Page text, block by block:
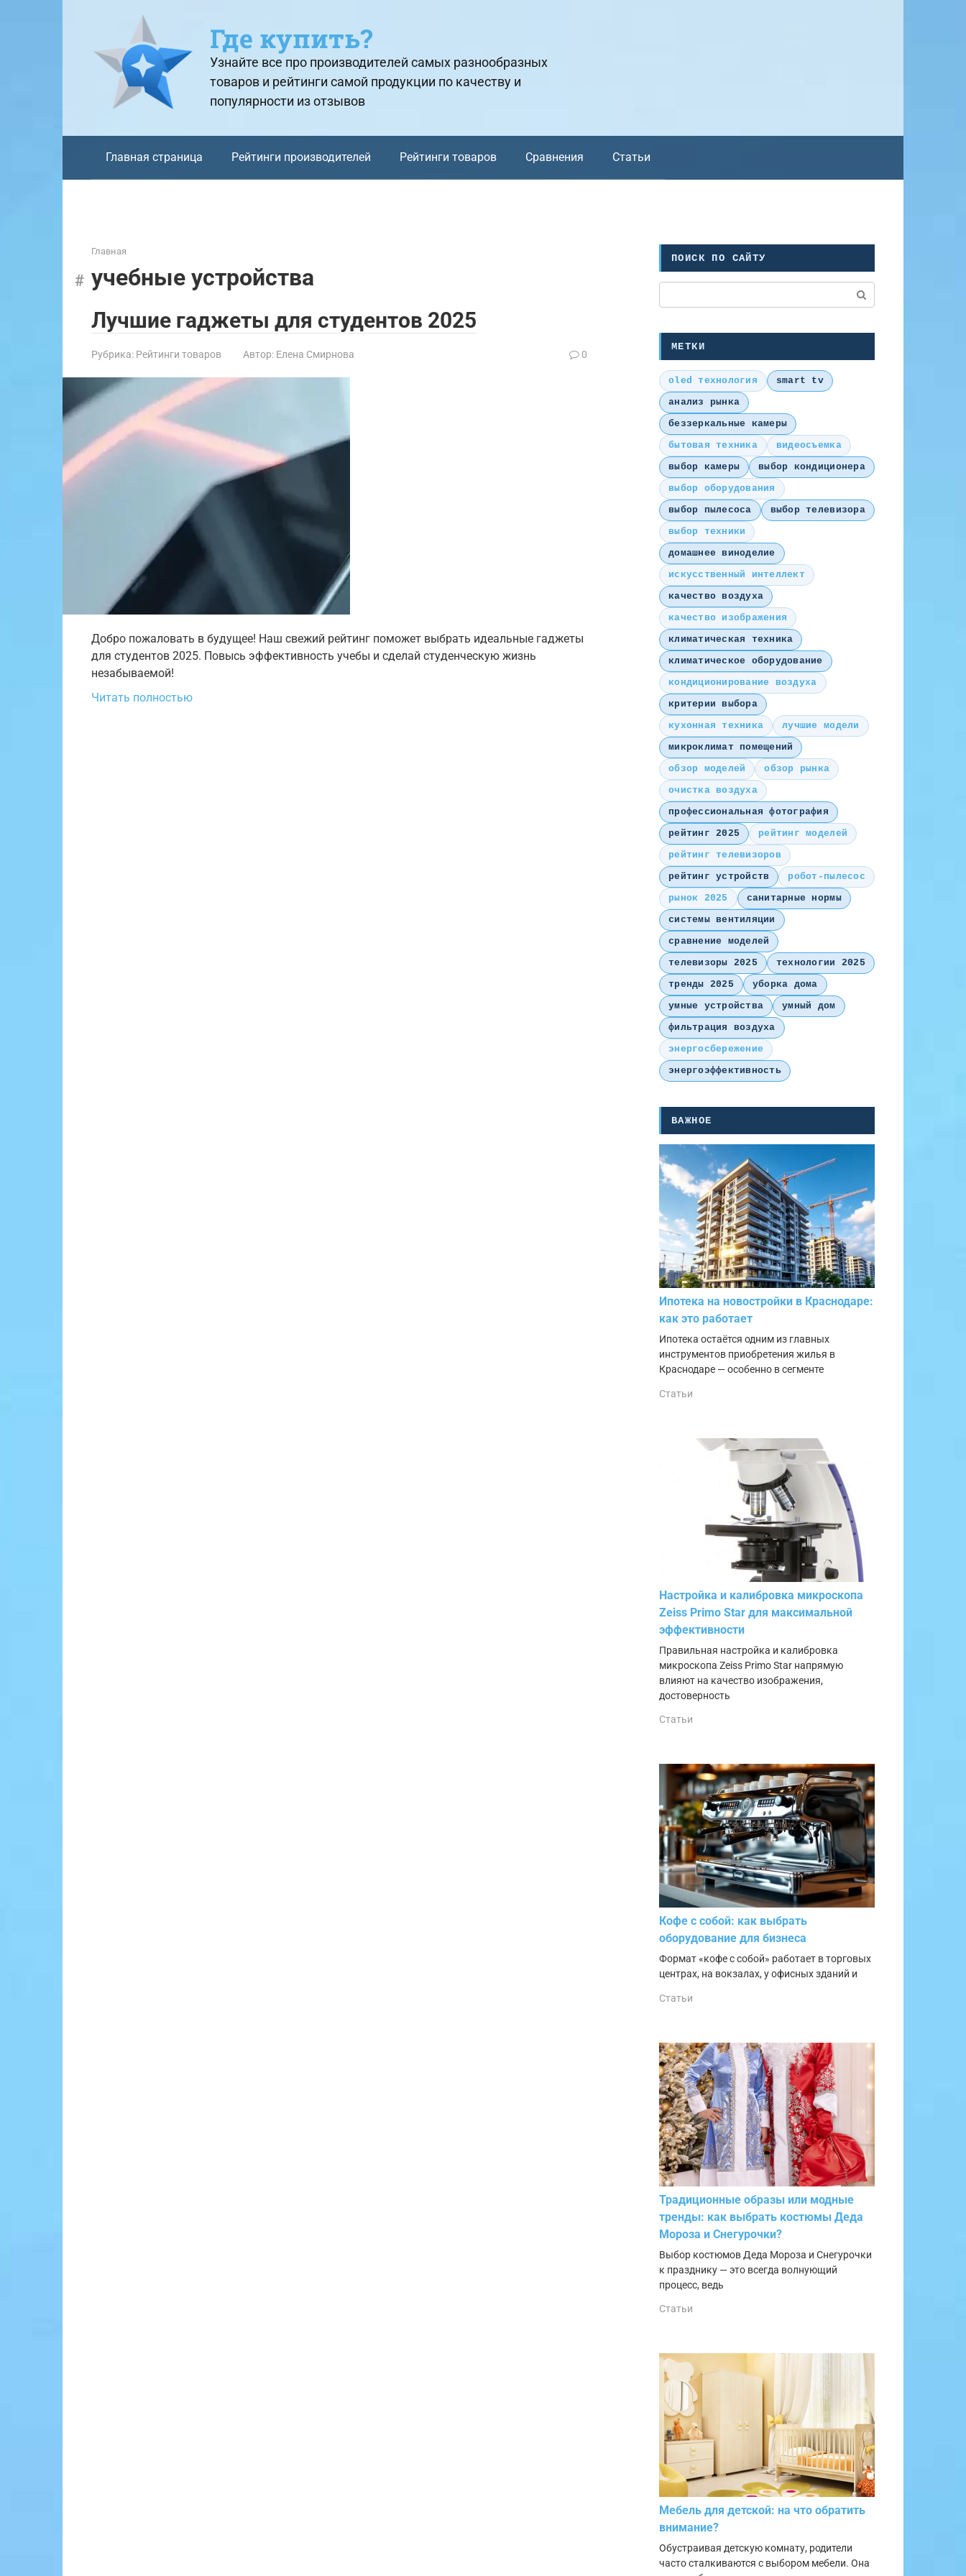
Где купить?
Узнайте все про производителей самых разнообразных
товаров и рейтинги самой продукции по качеству и
популярности из отзывов
Главная страница Рейтинги производителей Рейтинги товаров Сравнения Статьи
Главная
учебные устройства
Лучшие гаджеты для студентов 2025
Рубрика: Рейтинги товаров Автор: Елена Смирнова 0
Добро пожаловать в будущее! Наш свежий рейтинг поможет выбрать идеальные гаджеты
для студентов 2025. Повысь эффективность учебы и сделай студенческую жизнь
незабываемой!
Читать полностью
ПОИСК ПО САЙТУ
МЕТКИ
oled технология
smart tv
анализ рынка
беззеркальные камеры
бытовая техника
видеосъемка
выбор камеры
выбор кондиционера
выбор оборудования
выбор пылесоса
выбор телевизора
выбор техники
домашнее виноделие
искусственный интеллект
качество воздуха
качество изображения
климатическая техника
климатическое оборудование
кондиционирование воздуха
критерии выбора
кухонная техника
лучшие модели
микроклимат помещений
обзор моделей
обзор рынка
очистка воздуха
профессиональная фотография
рейтинг 2025
рейтинг моделей
рейтинг телевизоров
рейтинг устройств
робот-пылесос
рынок 2025
санитарные нормы
системы вентиляции
сравнение моделей
телевизоры 2025
технологии 2025
тренды 2025
уборка дома
умные устройства
умный дом
фильтрация воздуха
энергосбережение
энергоэффективность
ВАЖНОЕ
Ипотека на новостройки в Краснодаре:
как это работает
Ипотека остаётся одним из главных
инструментов приобретения жилья в
Краснодаре — особенно в сегменте
Статьи
Настройка и калибровка микроскопа
Zeiss Primo Star для максимальной
эффективности
Правильная настройка и калибровка
микроскопа Zeiss Primo Star напрямую
влияют на качество изображения,
достоверность
Статьи
Кофе с собой: как выбрать
оборудование для бизнеса
Формат «кофе с собой» работает в торговых
центрах, на вокзалах, у офисных зданий и
Статьи
Традиционные образы или модные
тренды: как выбрать костюмы Деда
Мороза и Снегурочки?
Выбор костюмов Деда Мороза и Снегурочки
к празднику — это всегда волнующий
процесс, ведь
Статьи
Мебель для детской: на что обратить
внимание?
Обустраивая детскую комнату, родители
часто сталкиваются с выбором мебели. Она